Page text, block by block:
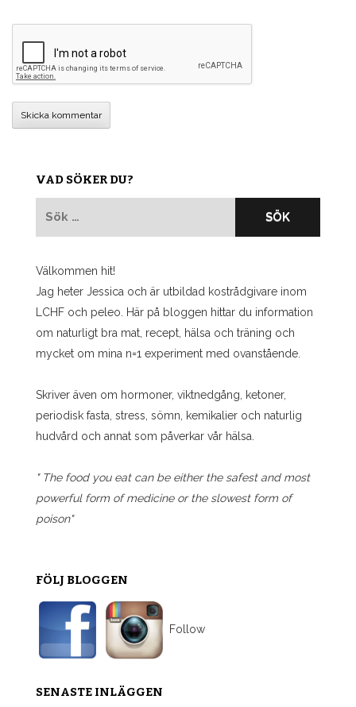
VAD SÖKER DU?
Välkommen hit!
Jag heter Jessica och är utbildad kostrådgivare inom
LCHF och peleo. Här på bloggen hittar du information
om naturligt bra mat, recept, hälsa och träning och
mycket om mina n=1 experiment med ovanstående.
Skriver även om hormoner, viktnedgång, ketoner,
periodisk fasta, stress, sömn, kemikalier och naturlig
hudvård och annat som påverkar vår hälsa.
" The food you eat can be either the safest and most
powerful form of medicine or the slowest form of
poison"
FÖLJ BLOGGEN
Follow
SENASTE INLÄGGEN